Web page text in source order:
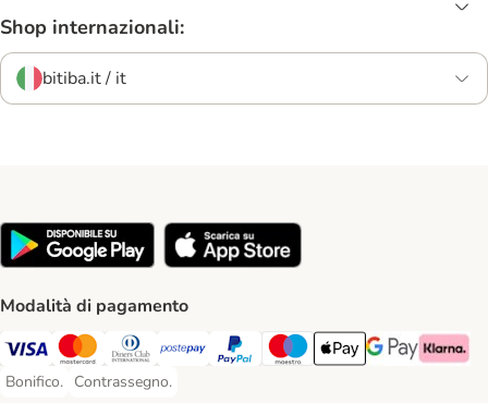
Shop internazionali:
bitiba.it / it
Modalità di pagamento
Visa. Payment Method
Mastercard. Payment Method
Diners Club. Payment Method
Postepay. Payment Method
PayPal. Payment Method
Maestro. Payment Method
Apple pay. Payment
Google Pay
Klarna
Bonifico.
Bonifico. Payment Method
Contrassegno.
Contrassegno. Payment Method